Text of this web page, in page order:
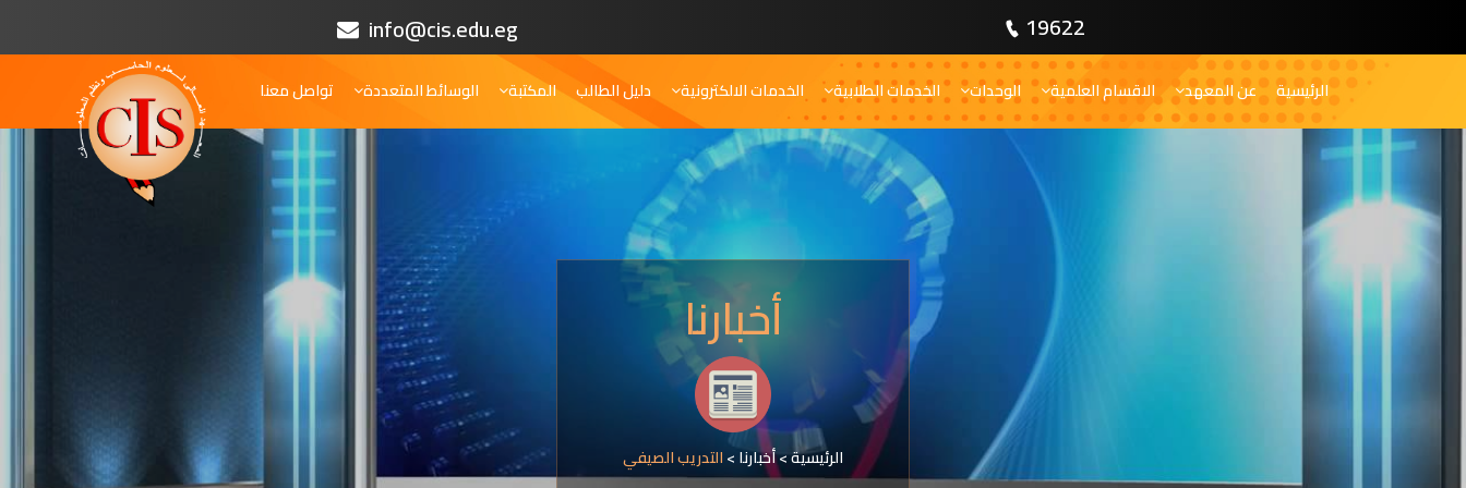
19622
info@cis.edu.eg
الرئيسية عن المعهد الاقسام العلمية الوحدات الخدمات الطلابية الخدمات الالكترونية دليل الطالب المكتبة الوسائط المتعددة تواصل معنا
أخبارنا
الرئيسية>أخبارنا>التدريب الصيفي